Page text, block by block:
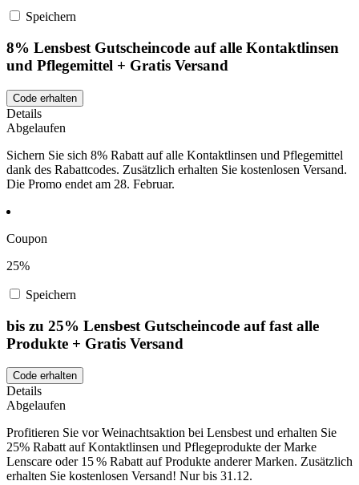
Speichern
8% Lensbest Gutscheincode auf alle Kontaktlinsen
und Pflegemittel + Gratis Versand
Code erhalten
Details
Abgelaufen
Sichern Sie sich 8% Rabatt auf alle Kontaktlinsen und Pflegemittel
dank des Rabattcodes. Zusätzlich erhalten Sie kostenlosen Versand.
Die Promo endet am 28. Februar.
Coupon
25%
Speichern
bis zu 25% Lensbest Gutscheincode auf fast alle
Produkte + Gratis Versand
Code erhalten
Details
Abgelaufen
Profitieren Sie vor Weinachtsaktion bei Lensbest und erhalten Sie
25% Rabatt auf Kontaktlinsen und Pflegeprodukte der Marke
Lenscare oder 15 % Rabatt auf Produkte anderer Marken. Zusätzlich
erhalten Sie kostenlosen Versand! Nur bis 31.12.